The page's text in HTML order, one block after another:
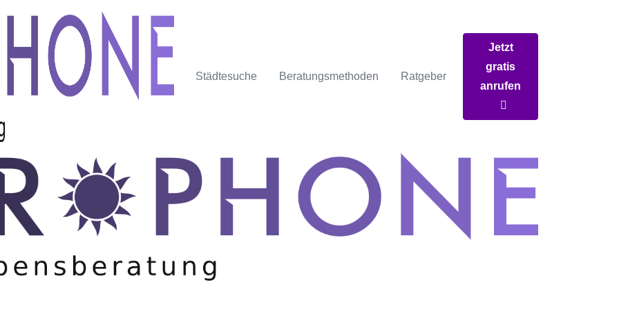
Städtesuche Beratungsmethoden Ratgeber
Jetzt
gratis
anrufen